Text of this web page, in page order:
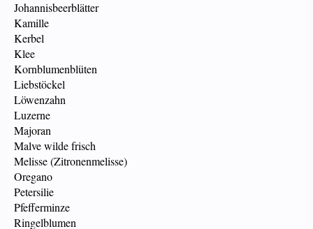
Johannisbeerblätter
Kamille
Kerbel
Klee
Kornblumenblüten
Liebstöckel
Löwenzahn
Luzerne
Majoran
Malve wilde frisch
Melisse (Zitronenmelisse)
Oregano
Petersilie
Pfefferminze
Ringelblumen